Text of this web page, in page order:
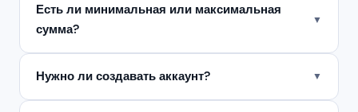
Есть ли минимальная или максимальная
сумма?
▼
Нужно ли создавать аккаунт? ▼